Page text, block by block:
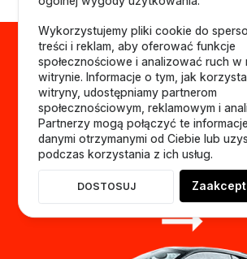
Wykorzystujemy pliki cookie do
treści i reklam, aby oferować funkcje
społecznościowe i analizować ruch w
witrynie. Informacje o tym, jak
witryny, udostępniamy partnerom
społecznościowym, reklamowym i
Partnerzy mogą połączyć te
danymi otrzymanymi od Ciebie lub
podczas korzystania z ich usług.
DOSTOSUJ